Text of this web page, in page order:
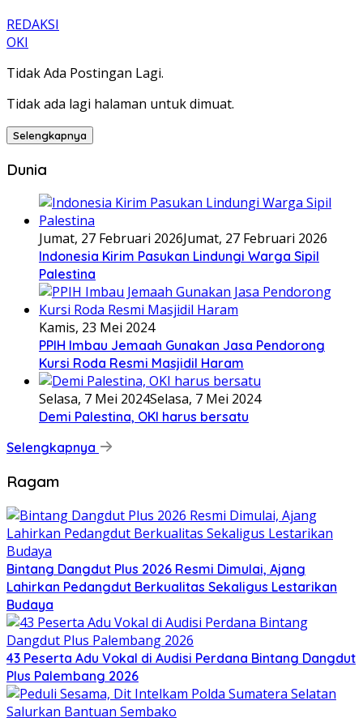
REDAKSI
OKI
Tidak Ada Postingan Lagi.
Tidak ada lagi halaman untuk dimuat.
Selengkapnya
Dunia
Jumat, 27 Februari 2026Jumat, 27 Februari 2026
Indonesia Kirim Pasukan Lindungi Warga Sipil
Palestina
Kamis, 23 Mei 2024
PPIH Imbau Jemaah Gunakan Jasa Pendorong
Kursi Roda Resmi Masjidil Haram
Selasa, 7 Mei 2024Selasa, 7 Mei 2024
Demi Palestina, OKI harus bersatu
Selengkapnya
Ragam
Bintang Dangdut Plus 2026 Resmi Dimulai, Ajang
Lahirkan Pedangdut Berkualitas Sekaligus Lestarikan
Budaya
43 Peserta Adu Vokal di Audisi Perdana Bintang Dangdut
Plus Palembang 2026